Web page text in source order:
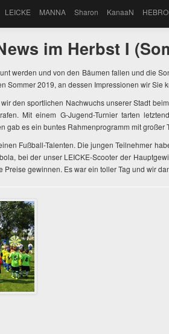
LEICKE MANNA Sharon KanaaN
im Herbst I
werden und von den Bäumen fallen und die
Sommer 2019, an dessen Impressionen wir Sie
den sportlichen Nachwuchs unserer Stadt
Mit einem G-Jugend-Turnier tarten
gab es ein buntes Rahmenprogramm mit
Fußball-Talenten. Die jungen Teilnehmer
bei der unser LEICKE-Scooter der
Preise gewinnen. Es war ein toller Tag und wir